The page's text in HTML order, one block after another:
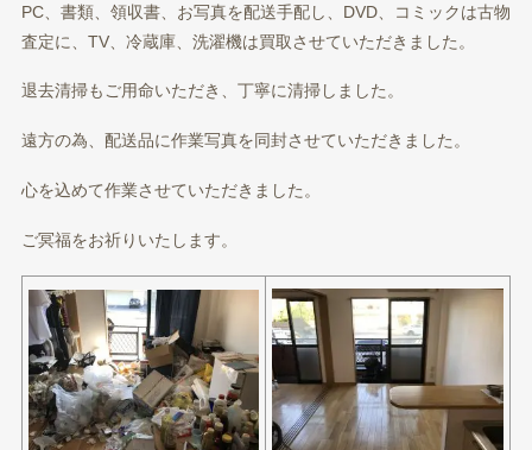
PC、書類、領収書、お写真を配送手配し、DVD、コミックは古物
査定に、TV、冷蔵庫、洗濯機は買取させていただきました。
退去清掃もご用命いただき、丁寧に清掃しました。
遠方の為、配送品に作業写真を同封させていただきました。
心を込めて作業させていただきました。
ご冥福をお祈りいたします。